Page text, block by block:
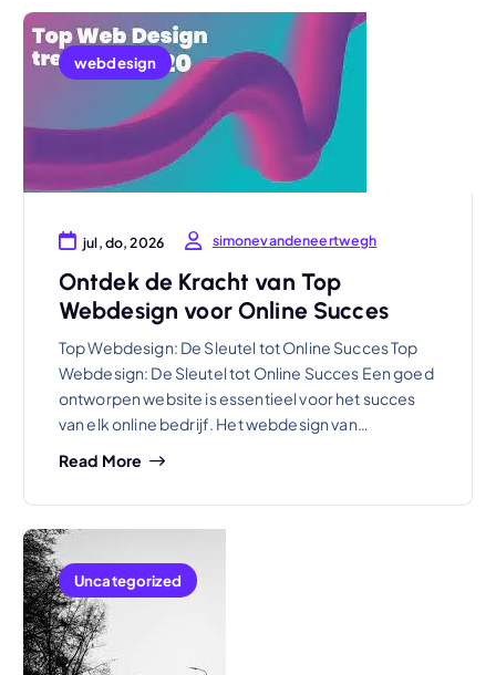
webdesign
jul, do, 2026 simonevandeneertwegh
Ontdek de Kracht van Top
Webdesign voor Online Succes
Top Webdesign: De Sleutel tot Online Succes Top
Webdesign: De Sleutel tot Online Succes Een goed
ontworpen website is essentieel voor het succes
van elk online bedrijf. Het webdesign van…
Read More
Uncategorized